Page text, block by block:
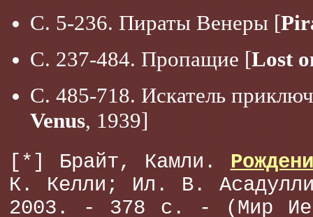
С. 5-236. Пираты Венеры [
С. 237-484. Пропащие [Lost
С. 485-718. Искатель
Venus, 1939]
[*] Брайт, Камли.
К. Келли; Ил. В.
2003. - 378 с. - (Мир